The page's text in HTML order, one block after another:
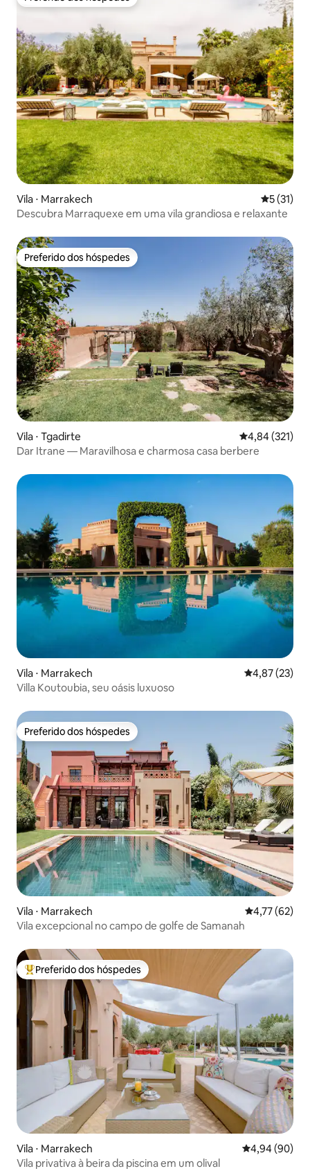
Preferido dos hóspedes
Vila ⋅ Marrakech 5 de uma
5 (31)
Descubra Marraquexe em uma vila grandiosa e relaxante
Preferido dos hóspedes
Preferido dos hóspedes
Vila ⋅ Tgadirte 4,84 de uma
4,84 (321)
Dar Itrane — Maravilhosa e charmosa casa berbere
Vila ⋅ Marrakech 4,87 de uma
4,87 (23)
Villa Koutoubia, seu oásis luxuoso
Preferido dos hóspedes
Preferido dos hóspedes
Vila ⋅ Marrakech 4,77 de uma
4,77 (62)
Vila excepcional no campo de golfe de Samanah
Entre os melhores preferidos dos hóspedes
Preferido dos hóspedes
Vila ⋅ Marrakech 4,94 de uma
4,94 (90)
Vila privativa à beira da piscina em um olival